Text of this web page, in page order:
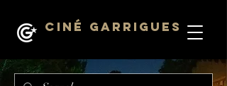
Ciné Garrigues